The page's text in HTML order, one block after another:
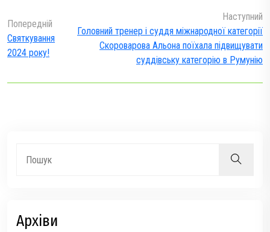
Попередній
Святкування
2024 року!
Наступний
Головний тренер і суддя міжнародної категорії
Скороварова Альона поїхала підвищувати
суддівську категорію в Румунію
Архіви